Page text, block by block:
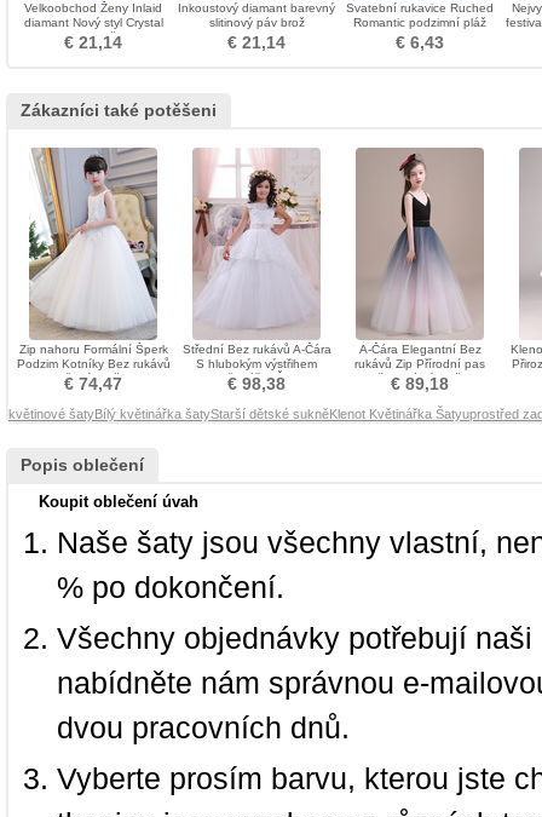
Velkoobchod Ženy Inlaid
diamant Nový styl Crystal
Pin brož
€ 21,14
Inkoustový diamant barevný
slitinový páv brož
€ 21,14
Svatební rukavice Ruched
Romantic podzimní pláž
Taffeta
€ 6,43
Zákazníci také potěšeni
Zip nahoru Formální Šperk
Podzim Kotníky Bez rukávů
Květ dívka šaty
€ 74,47
Střední Bez rukávů A-Čára
S hlubokým výstřihem
Květinářka Šaty
€ 98,38
A-Čára Elegantní Bez
rukávů Zip Přírodní pas
Květinové dívky šaty
€ 89,18
květinové šatyBílý květinářka šatyStarší dětské sukněKlenot Květinářka Šatyuprostřed
Popis oblečení
Koupit oblečení úvah
Naše šaty jsou všechny vlastní,
% po dokončení.
Všechny objednávky potřebují
nabídněte nám správnou e-
dvou pracovních dnů.
Vyberte prosím barvu, kterou jste